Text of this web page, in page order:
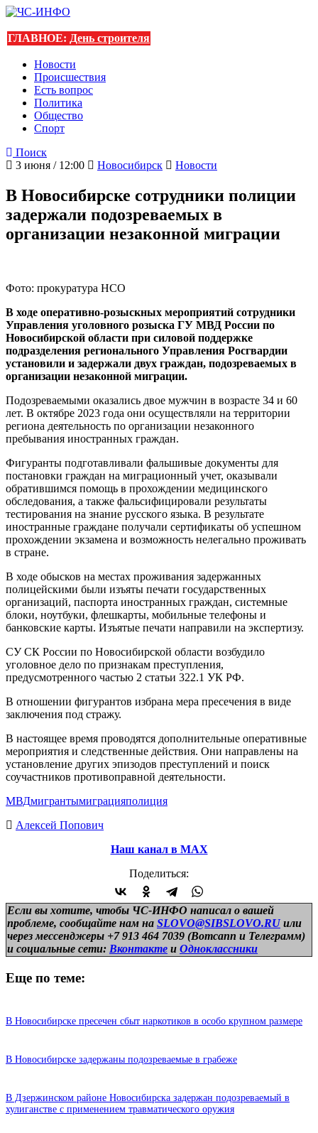
ГЛАВНОЕ: День строителя
Новости
Происшествия
Есть вопрос
Политика
Общество
Спорт
Поиск
3 июня / 12:00
Новосибирск Новости
В Новосибирске сотрудники полиции
задержали подозреваемых в
организации незаконной миграции
Фото: прокуратура НСО
В ходе оперативно-розыскных мероприятий сотрудники
Управления уголовного розыска ГУ МВД России по
Новосибирской области при силовой поддержке
подразделения регионального Управления Росгвардии
установили и задержали двух граждан, подозреваемых в
организации незаконной миграции.
Подозреваемыми оказались двое мужчин в возрасте 34 и 60
лет. В октябре 2023 года они осуществляли на территории
региона деятельность по организации незаконного
пребывания иностранных граждан.
Фигуранты подготавливали фальшивые документы для
постановки граждан на миграционный учет, оказывали
обратившимся помощь в прохождении медицинского
обследования, а также фальсифицировали результаты
тестирования на знание русского языка. В результате
иностранные граждане получали сертификаты об успешном
прохождении экзамена и возможность нелегально проживать
в стране.
В ходе обысков на местах проживания задержанных
полицейскими были изъяты печати государственных
организаций, паспорта иностранных граждан, системные
блоки, ноутбуки, флешкарты, мобильные телефоны и
банковские карты. Изъятые печати направили на экспертизу.
СУ СК России по Новосибирской области возбудило
уголовное дело по признакам преступления,
предусмотренного частью 2 статьи 322.1 УК РФ.
В отношении фигурантов избрана мера пресечения в виде
заключения под стражу.
В настоящее время проводятся дополнительные оперативные
мероприятия и следственные действия. Они направлены на
установление других эпизодов преступлений и поиск
соучастников противоправной деятельности.
МВДмигрантымиграцияполиция
Алексей Попович
Наш канал в МАХ
Поделиться:
Если вы хотите, чтобы ЧС-ИНФО написал о вашей
проблеме, сообщайте нам на SLOVO@SIBSLOVO.RU или
через мессенджеры +7 913 464 7039 (Вотсапп и Телеграмм)
и социальные сети: Вконтакте и Одноклассники
Еще по теме:
В Новосибирске пресечен сбыт наркотиков в особо крупном размере
В Новосибирске задержаны подозреваемые в грабеже
В Дзержинском районе Новосибирска задержан подозреваемый в
хулиганстве с применением травматического оружия